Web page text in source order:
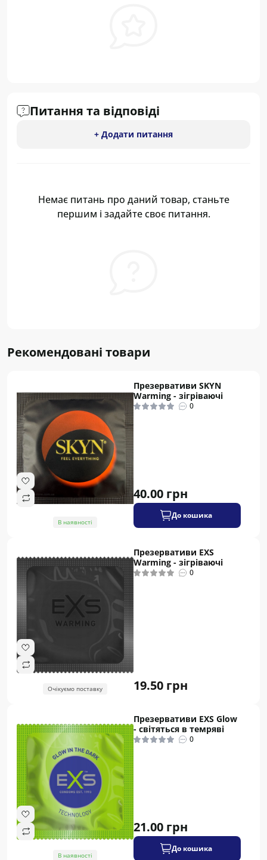
Питання та відповіді
+ Додати питання
Немає питань про даний товар, станьте
першим і задайте своє питання.
Рекомендовані товари
В наявності
Презервативи SKYN
Warming - зігріваючі
0
40.00 грн
До кошика
Очікуємо поставку
Презервативи EXS
Warming - зігріваючі
0
19.50 грн
В наявності
Презервативи EXS Glow
- світяться в темряві
0
21.00 грн
До кошика